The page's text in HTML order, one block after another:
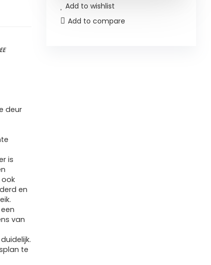
deur
is
ook
en
van
te
Add to wishlist
Add to compare